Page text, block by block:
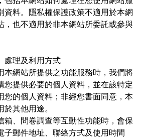
資料。隱私權保護政策不適用於本網
，也不適用於非本網站所委託或參與
處理及利用方式
本網站所提供之功能服務時，我們將
您提供必要的個人資料，並在該特定
您的個人資料；非經您書面同意，本
其他用途。
箱、問卷調查等互動性功能時，會保
子郵件地址、聯絡方式及使用時間